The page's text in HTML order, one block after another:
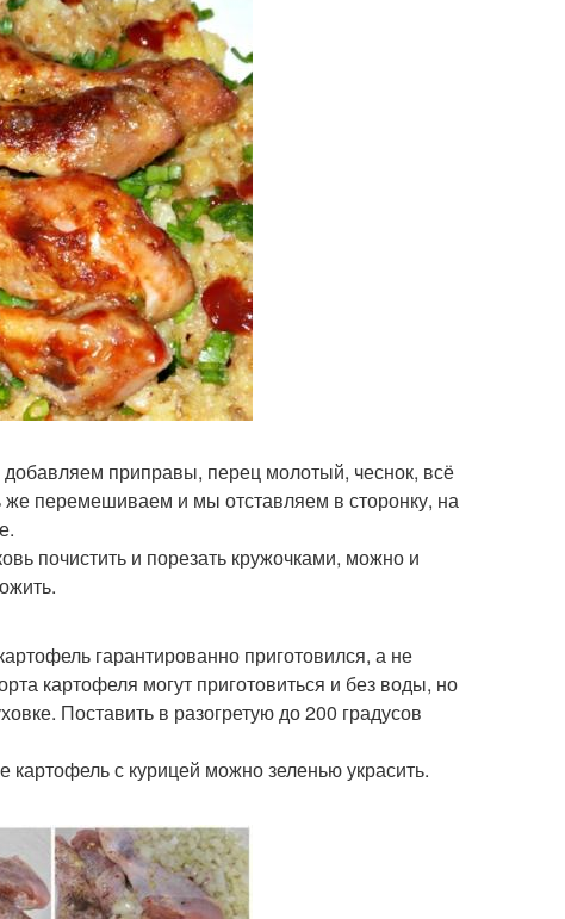
приправы, перец молотый, чеснок, всё
перемешиваем и мы отставляем в сторонку, на
почистить и порезать кружочками, можно и
гарантированно приготовился, а не
картофеля могут приготовиться и без воды, но
Поставить в разогретую до 200 градусов
картофель с курицей можно зеленью украсить.